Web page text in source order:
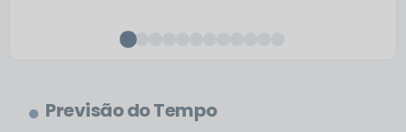
Previsão do Tempo